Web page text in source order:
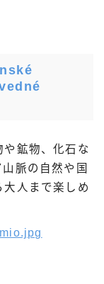
や鉱物、化石な
脈の自然や国
人まで楽しめ